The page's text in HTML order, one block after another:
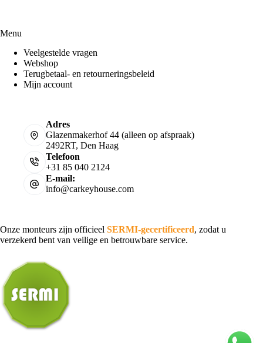
Menu
Veelgestelde vragen
Webshop
Terugbetaal- en retourneringsbeleid
Mijn account
Adres
Glazenmakerhof 44 (alleen op afspraak)
2492RT, Den Haag
Telefoon
+31 85 040 2124
E-mail:
info@carkeyhouse.com
Onze monteurs zijn officieel SERMI-gecertificeerd, zodat u
verzekerd bent van veilige en betrouwbare service.